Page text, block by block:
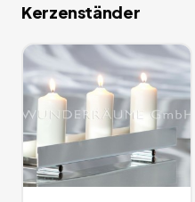
Kerzenständer